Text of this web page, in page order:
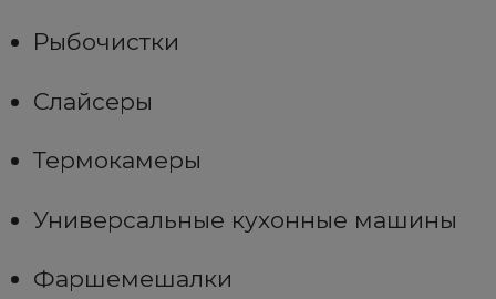
Рыбочистки
Слайсеры
Термокамеры
Универсальные кухонные машины
Фаршемешалки